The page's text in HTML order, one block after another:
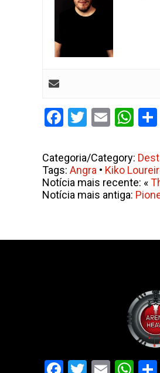
Facebook
Twitter
Email
Categoria/Category:
Tags: Angra • Kiko
Notícia mais recente: «
Notícia mais antiga: